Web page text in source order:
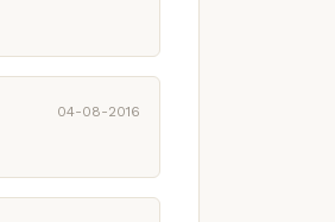
04-08-2016